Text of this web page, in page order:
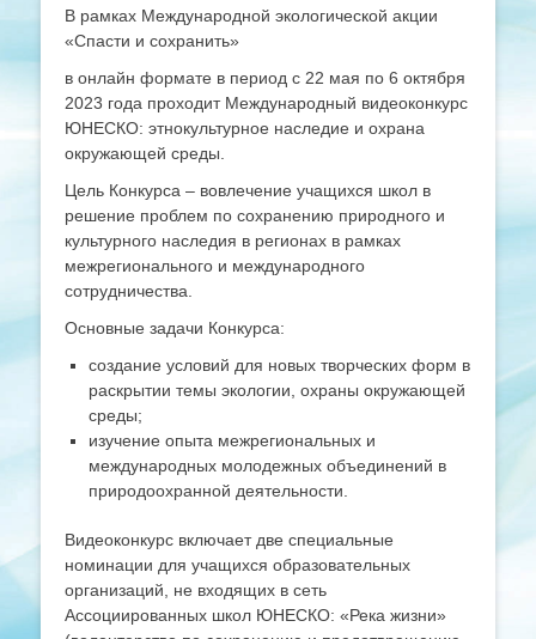
В рамках Международной экологической акции
«Спасти и сохранить»
в онлайн формате в период с 22 мая по 6 октября
2023 года проходит Международный видеоконкурс
ЮНЕСКО: этнокультурное наследие и охрана
окружающей среды.
Цель Конкурса – вовлечение учащихся школ в
решение проблем по сохранению природного и
культурного наследия в регионах в рамках
межрегионального и международного
сотрудничества.
Основные задачи Конкурса:
создание условий для новых творческих форм в
раскрытии темы экологии, охраны окружающей
среды;
изучение опыта межрегиональных и
международных молодежных объединений в
природоохранной деятельности.
Видеоконкурс включает две специальные
номинации для учащихся образовательных
организаций, не входящих в сеть
Ассоциированных школ ЮНЕСКО: «Река жизни»